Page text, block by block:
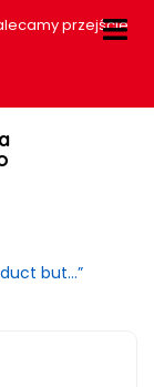
przejście
but…”